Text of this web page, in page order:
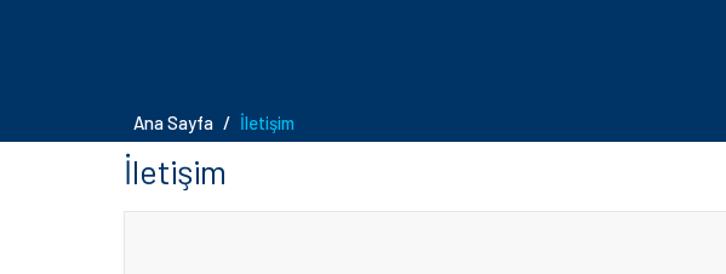
Ana Sayfa İletişim
İletişim